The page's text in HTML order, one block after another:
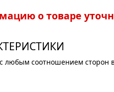
о товаре
с любым соотношением